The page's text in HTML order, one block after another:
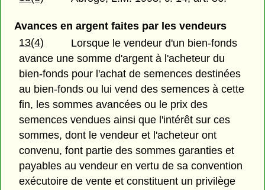
Avances en argent faites par les vendeurs
13(4)
Lorsque le vendeur d'un bien-fonds
avance une somme d'argent à l'acheteur du
bien-fonds pour l'achat de semences destinées
au bien-fonds ou lui vend des semences à cette
fin, les sommes avancées ou le prix des
semences vendues ainsi que l'intérêt sur ces
sommes, dont le vendeur et l'acheteur ont
convenu, font partie des sommes garanties et
payables au vendeur en vertu de sa convention
exécutoire de vente et constituent un privilège